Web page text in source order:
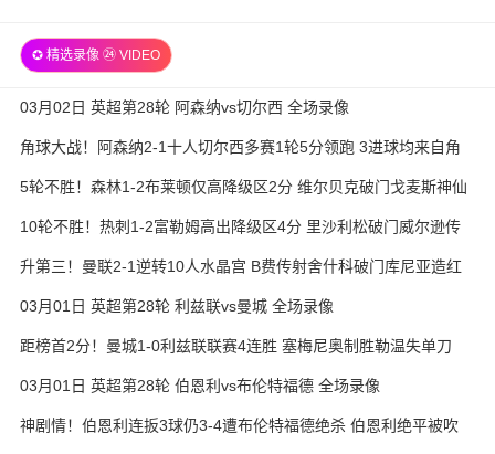
✪ 精选录像 ㉔ VIDEO
03月02日 英超第28轮 阿森纳vs切尔西 全场录像
角球大战！阿森纳2-1十人切尔西多赛1轮5分领跑 3进球均来自角
球
5轮不胜！森林1-2布莱顿仅高降级区2分 维尔贝克破门戈麦斯神仙
10轮不胜！热刺1-2富勒姆高出降级区4分 里沙利松破门威尔逊传
射
升第三！曼联2-1逆转10人水晶宫 B费传射舍什科破门库尼亚造红
03月01日 英超第28轮 利兹联vs曼城 全场录像
距榜首2分！曼城1-0利兹联联赛4连胜 塞梅尼奥制胜勒温失单刀
03月01日 英超第28轮 伯恩利vs布伦特福德 全场录像
神剧情！伯恩利连扳3球仍3-4遭布伦特福德绝杀 伯恩利绝平被吹